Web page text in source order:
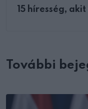
15 híresség,
További